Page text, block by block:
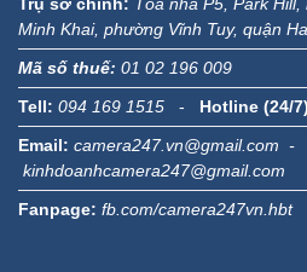
Mã số thuế:01 02 196 009
Tell: 094 169 1515 - Hotline (24/7):
Email: camera247.vn@gmail.com -
kinhdoanhcamera247@gmail.com
Fanpage: fb.com/camera247vn.hbt